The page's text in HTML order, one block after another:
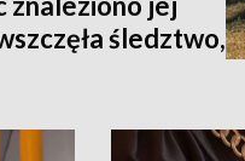
śledztwo,